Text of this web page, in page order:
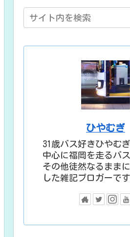
ひやむぎ
31歳バス好きひやむ
中心に福岡を走るバス
その他徒然なるまま
した雑記ブロガーです